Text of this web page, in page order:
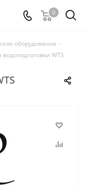
0
оборудование -
WTS